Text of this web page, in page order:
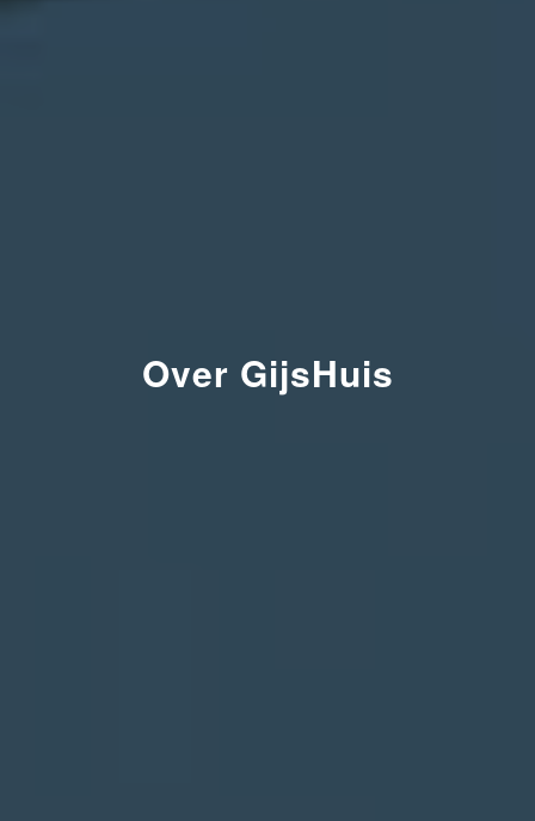
Over GijsHuis